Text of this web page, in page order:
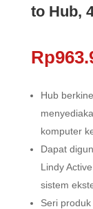
to Hub,
Rp
Hub
komputer
Dapat
Lindy
sistem
Seri